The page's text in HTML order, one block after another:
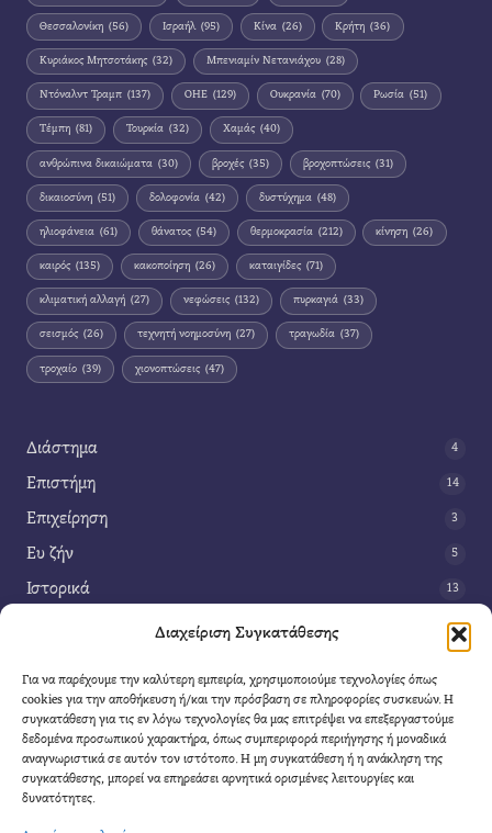
Διαχείριση Συγκατάθεσης
Για να παρέχουμε την καλύτερη εμπειρία, χρησιμοποιούμε τεχνολογίες όπως
cookies για την αποθήκευση ή/και την πρόσβαση σε πληροφορίες συσκευών. Η
συγκατάθεση για τις εν λόγω τεχνολογίες θα μας επιτρέψει να επεξεργαστούμε
δεδομένα προσωπικού χαρακτήρα, όπως συμπεριφορά περιήγησης ή μοναδικά
αναγνωριστικά σε αυτόν τον ιστότοπο. Η μη συγκατάθεση ή η ανάκληση της
συγκατάθεσης, μπορεί να επηρεάσει αρνητικά ορισμένες λειτουργίες και
δυνατότητες.
Θεσσαλονίκη (56) Ισραήλ (95) Κίνα (26) Κρήτη (36)
Κυριάκος Μητσοτάκης (32) Μπενιαμίν Νετανιάχου (28)
Ντόναλντ Τραμπ (137) ΟΗΕ (129) Ουκρανία (70) Ρωσία (51)
Τέμπη (81) Τουρκία (32) Χαμάς (40)
ανθρώπινα δικαιώματα (30) βροχές (35) βροχοπτώσεις (31)
δικαιοσύνη (51) δολοφονία (42) δυστύχημα (48)
ηλιοφάνεια (61) θάνατος (54) θερμοκρασία (212) κίνηση (26)
καιρός (135) κακοποίηση (26) καταιγίδες (71)
κλιματική αλλαγή (27) νεφώσεις (132) πυρκαγιά (33)
σεισμός (26) τεχνητή νοημοσύνη (27) τραγωδία (37)
τροχαίο (39) χιονοπτώσεις (47)
Διάστημα 4
Επιστήμη 14
Επιχείρηση 3
Ευ ζήν 5
Ιστορικά 13
42
Τέχνη 3
Τεχνολογία
Υγεία
Φαντασία